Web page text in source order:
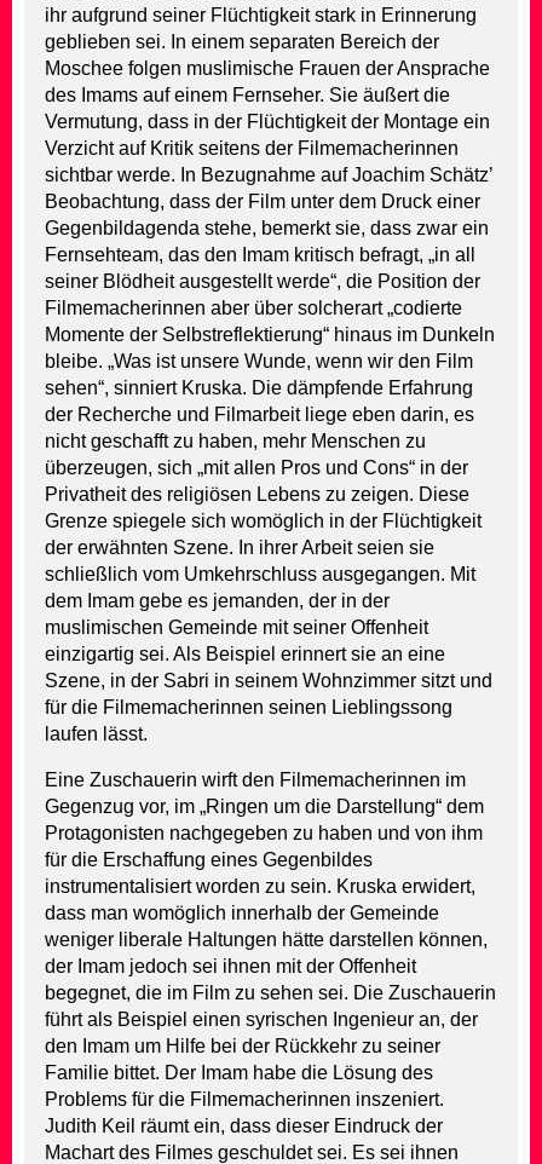
ihr aufgrund seiner Flüchtigkeit stark in Erinnerung
geblieben sei. In einem separaten Bereich der
Moschee folgen muslimische Frauen der Ansprache
des Imams auf einem Fernseher. Sie äußert die
Vermutung, dass in der Flüchtigkeit der Montage ein
Verzicht auf Kritik seitens der Filmemacherinnen
sichtbar werde. In Bezugnahme auf Joachim Schätz’
Beobachtung, dass der Film unter dem Druck einer
Gegenbildagenda stehe, bemerkt sie, dass zwar ein
Fernsehteam, das den Imam kritisch befragt, „in all
seiner Blödheit ausgestellt werde“, die Position der
Filmemacherinnen aber über solcherart „codierte
Momente der Selbstreflektierung“ hinaus im Dunkeln
bleibe. „Was ist unsere Wunde, wenn wir den Film
sehen“, sinniert Kruska. Die dämpfende Erfahrung
der Recherche und Filmarbeit liege eben darin, es
nicht geschafft zu haben, mehr Menschen zu
überzeugen, sich „mit allen Pros und Cons“ in der
Privatheit des religiösen Lebens zu zeigen. Diese
Grenze spiegele sich womöglich in der Flüchtigkeit
der erwähnten Szene. In ihrer Arbeit seien sie
schließlich vom Umkehrschluss ausgegangen. Mit
dem Imam gebe es jemanden, der in der
muslimischen Gemeinde mit seiner Offenheit
einzigartig sei. Als Beispiel erinnert sie an eine
Szene, in der Sabri in seinem Wohnzimmer sitzt und
für die Filmemacherinnen seinen Lieblingssong
laufen lässt.
Eine Zuschauerin wirft den Filmemacherinnen im
Gegenzug vor, im „Ringen um die Darstellung“ dem
Protagonisten nachgegeben zu haben und von ihm
für die Erschaffung eines Gegenbildes
instrumentalisiert worden zu sein. Kruska erwidert,
dass man womöglich innerhalb der Gemeinde
weniger liberale Haltungen hätte darstellen können,
der Imam jedoch sei ihnen mit der Offenheit
begegnet, die im Film zu sehen sei. Die Zuschauerin
führt als Beispiel einen syrischen Ingenieur an, der
den Imam um Hilfe bei der Rückkehr zu seiner
Familie bittet. Der Imam habe die Lösung des
Problems für die Filmemacherinnen inszeniert.
Judith Keil räumt ein, dass dieser Eindruck der
Machart des Filmes geschuldet sei. Es sei ihnen